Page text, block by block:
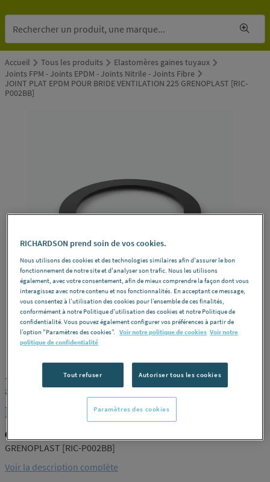
Accueil Tous les produits
Elastomères gaines tuyaux
Joints FPM - Joints EPDM - Joints Nitrile - Joints Fibre
JOINT PLAT EPDM POUR BRIDE VENTILATION 225 GRENOPLAST [RIC-
P002BB]
GRENOPLAST
JOINT PLAT EPDM POUR BRIDE
VENTILATION 225 GRENOPLAST [RIC-
P002BB]
GRENOPLAST RIC-P002BB
GRENOPLAST [RIC-P002BB]
Voir la description complète
RICHARDSON prend soin de vos cookies.
Nous utilisons des cookies et des technologies similaires afin d'assurer le bon
fonctionnement de notre site et d'analyser son trafic. Nous les utilisons
également, avec votre consentement, afin de mieux comprendre la façon dont vous
interagissez avec notre contenu et nos fonctionnalités. En acceptant ce message,
vous consentez à l’utilisation des cookies pour l’ensemble de ces finalités,
conformément à notre Politique d'utilisation des cookies et notre Politique de
confidentialité. Vous pouvez également configurer vos préférences à partir de
l’option "Paramètres des cookies”.
Voir notre politique de cookies Voir notre
politique de confidentialité
Tout refuser Autoriser tous les cookies
Paramètres des cookies